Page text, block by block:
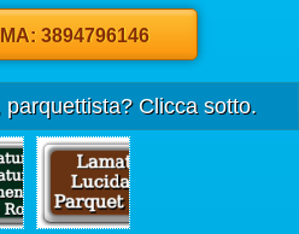
3894796146
Clicca sotto.